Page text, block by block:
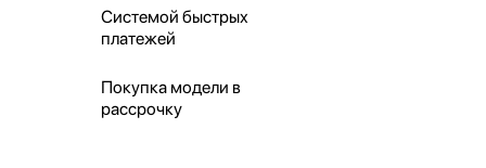
Системой быстрых
платежей
Покупка модели в
рассрочку